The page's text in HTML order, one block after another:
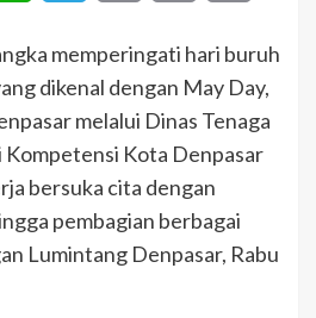
memperingati hari buruh
dikenal dengan May Day,
melalui Dinas Tenaga
Kompetensi Kota Denpasar
bersuka cita dengan
pembagian berbagai
Lumintang Denpasar, Rabu